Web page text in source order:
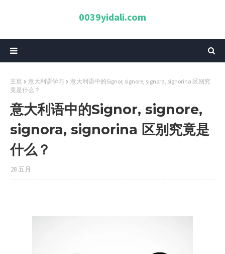
0039yidali.com
主页 意大利语学习
意大利语中的Signor, signore, signora, signorina 区别究
竟是什么？
意大利语中的Signor, signore,
signora, signorina 区别究竟是
什么？
28 五月